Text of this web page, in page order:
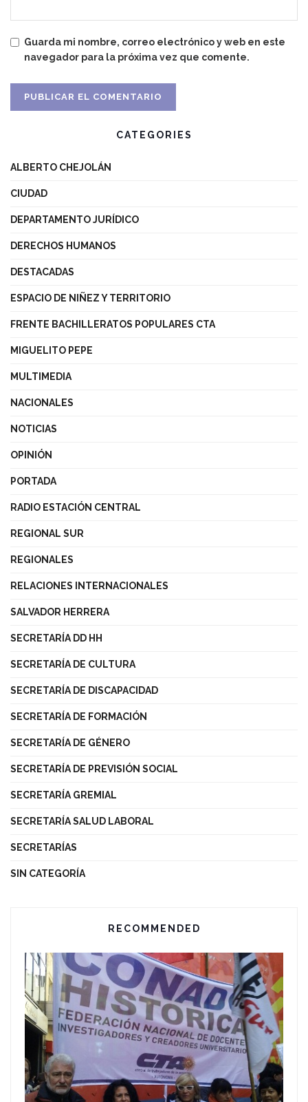
Guarda mi nombre, correo electrónico y web en este
navegador para la próxima vez que comente.
CATEGORIES
ALBERTO CHEJOLÁN
CIUDAD
DEPARTAMENTO JURÍDICO
DERECHOS HUMANOS
DESTACADAS
ESPACIO DE NIÑEZ Y TERRITORIO
FRENTE BACHILLERATOS POPULARES CTA
MIGUELITO PEPE
MULTIMEDIA
NACIONALES
NOTICIAS
OPINIÓN
PORTADA
RADIO ESTACIÓN CENTRAL
REGIONAL SUR
REGIONALES
RELACIONES INTERNACIONALES
SALVADOR HERRERA
SECRETARÍA DD HH
SECRETARÍA DE CULTURA
SECRETARÍA DE DISCAPACIDAD
SECRETARÍA DE FORMACIÓN
SECRETARÍA DE GÉNERO
SECRETARÍA DE PREVISIÓN SOCIAL
SECRETARÍA GREMIAL
SECRETARÍA SALUD LABORAL
SECRETARÍAS
SIN CATEGORÍA
RECOMMENDED